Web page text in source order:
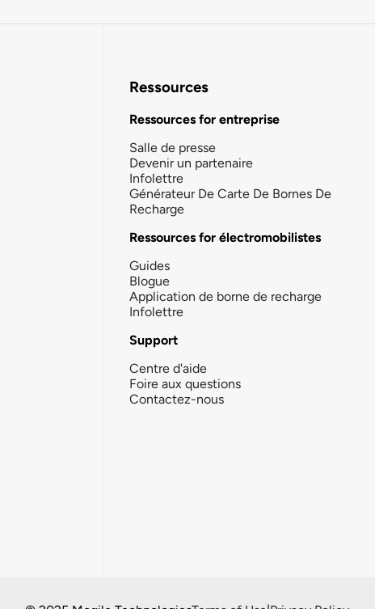
Ressources
Ressources for entreprise
Salle de presse
Devenir un partenaire
Infolettre
Générateur De Carte De Bornes De
Recharge
Ressources for électromobilistes
Guides
Blogue
Application de borne de recharge
Infolettre
Support
Centre d'aide
Foire aux questions
Contactez-nous